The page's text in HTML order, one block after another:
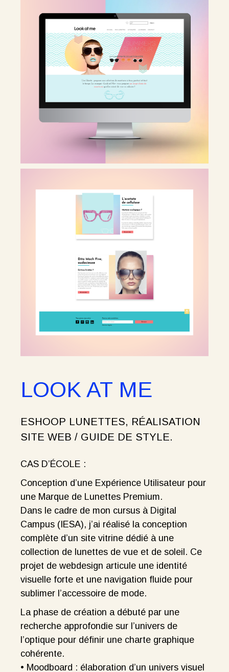
LOOK AT ME
ESHOOP LUNETTES, RÉALISATION
SITE WEB / GUIDE DE STYLE.
CAS D’ÉCOLE :
Conception d’une Expérience Utilisateur pour
une Marque de Lunettes Premium.
Dans le cadre de mon cursus à Digital
Campus (IESA), j’ai réalisé la conception
complète d’un site vitrine dédié à une
collection de lunettes de vue et de soleil. Ce
projet de webdesign articule une identité
visuelle forte et une navigation fluide pour
sublimer l’accessoire de mode.
La phase de création a débuté par une
recherche approfondie sur l’univers de
l’optique pour définir une charte graphique
cohérente.
• Moodboard : élaboration d’un univers visuel